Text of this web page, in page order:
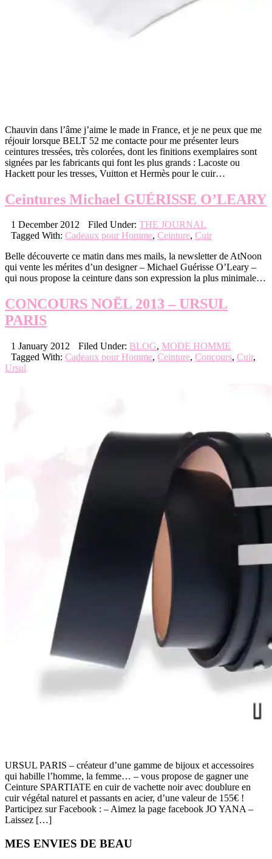
Chauvin dans l’âme j’aime le made in France, et je ne peux que me
réjouir lorsque BELT 52 me contacte pour me présenter leurs
ceintures tressées, très colorées, dont les finitions exemplaires sont
signées par les fabricants qui font les plus grands : Lacoste ou
Hackett pour les tresses, Vuitton et Hermès pour le cuir…
Ceintures Michael GUÉRISSE O’LEARY
1 December 2012 Filed Under: THE JOURNAL
Tagged With: Cadeaux pour Homme, Ceinture, Cuir
Belle découverte ce matin dans mes mails, la newsletter de AtNoon
qui vente les mérites d’un designer – Michael Guérisse O’Leary –
qui nous propose la ceinture dans son expression la plus minimale…
CONCOURS NOËL 2013 – URSUL
PARIS
1 January 2012 Filed Under: BLOG, MODE HOMME
Tagged With: Cadeaux pour Homme, Ceinture, Concours, Cuir,
Ursul
URSUL PARIS – créateur d’une gamme de bijoux et accessoires
qui habille l’homme, la femme… – vous propose de gagner une
Ceinture SPARTIATE en cuir de vachette noir avec doublure en
cuir végétal naturel et passants en acier, d’une valeur de 155€ !
Participez sur Facebook : – Aimez la page facebook JO YANA –
Laissez […]
Primary
MES ENVIES DE BEAU